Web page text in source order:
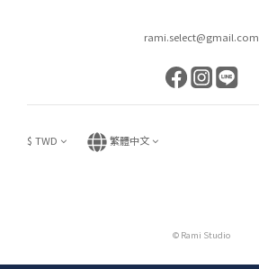
rami.select@gmail.com
$ TWD 繁體中文
© Rami Studio